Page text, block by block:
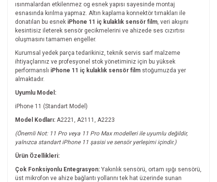
ısınmalardan etkilenmez og esnek yapısı sayesinde montaj
esnasında kırılma yapmaz. Altın kaplama konnektör tırnakları ile
donatılan bu esnek iPhone 11 iç kulaklık sensör film, veri akışını
kesintisiz ileterek sensör gecikmelerini ve ahizede ses cızırtısı
oluşmasını tamamen engeller.
Kurumsal yedek parça tedarikiniz, teknik servis sarf malzeme
ihtiyaçlarınız ve profesyonel stok yönetiminiz için bu yüksek
performanslı iPhone 11 iç kulaklık sensör film stoğumuzda yer
almaktadır.
Uyumlu Model:
iPhone 11 (Standart Model)
Model Kodları: A2221, A2111, A2223
(Önemli Not: 11 Pro veya 11 Pro Max modelleri ile uyumlu değildir,
yalnızca standart iPhone 11 şasisi ve sensör yerleşimi içindir.)
Ürün Özellikleri:
Çok Fonksiyonlu Entegrasyon: Yakınlık sensörü, ortam ışığı sensörü,
üst mikrofon ve ahize bağlantı yollarını tek hat üzerinde sunan